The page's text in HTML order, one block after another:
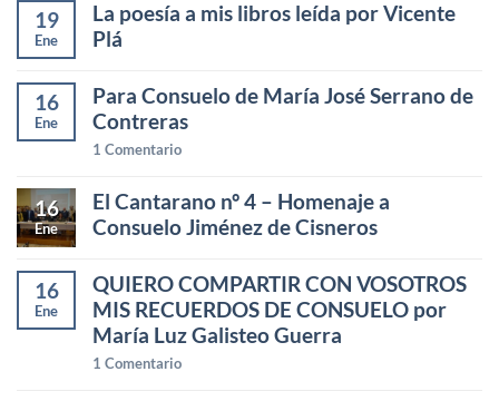
19
Ene
La poesía a mis libros leída por Vicente
Plá
16
Ene
Para Consuelo de María José Serrano de
Contreras
1 Comentario
16
Ene
El Cantarano nº 4 – Homenaje a
Consuelo Jiménez de Cisneros
16
Ene
QUIERO COMPARTIR CON VOSOTROS
MIS RECUERDOS DE CONSUELO por
María Luz Galisteo Guerra
1 Comentario